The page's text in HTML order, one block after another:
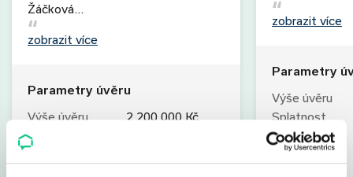
Žáčková…
zobrazit více
Parametry úvěru
Výše úvěru
2 200 000 Kč
Splatnost
zobrazit více
Parametry
Výše úvěru
Splatnost
Měs. splátka
Úrok